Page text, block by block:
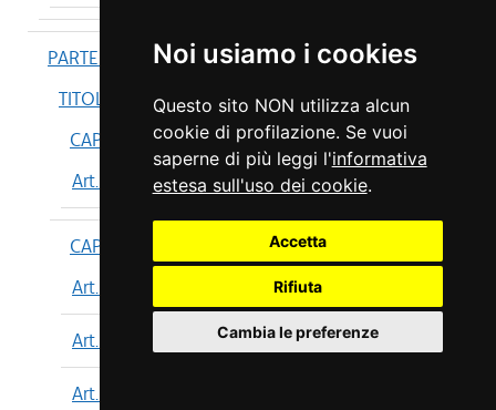
Noi usiamo i cookies
Questo sito NON utilizza alcun
cookie di profilazione. Se vuoi
saperne di più leggi l'informativa
estesa sull'uso dei cookie.
Accetta
Rifiuta
Cambia le preferenze
PARTE IV
TITOLO I
CAPO I
Art. 199
CAPO II
Art. 200
Art. 201
Art. 202